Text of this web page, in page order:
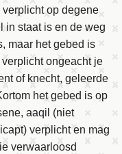
op degene
in staat is en de weg
maar het gebed is
ongeacht je
of knecht, geleerde
het gebed is op
aaqil (niet
verplicht en mag
verwaarloosd